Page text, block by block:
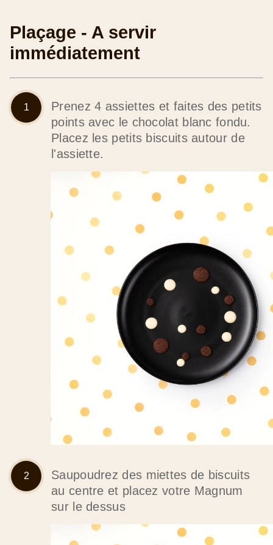
Plaçage - A servir
immédiatement
Prenez 4 assiettes et faites des petits
points avec le chocolat blanc fondu.
Placez les petits biscuits autour de
l'assiette.
Saupoudrez des miettes de biscuits
au centre et placez votre Magnum
sur le dessus